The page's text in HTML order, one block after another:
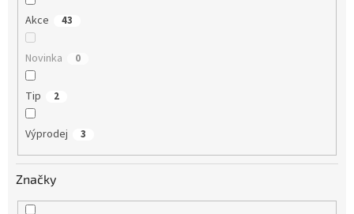
Akce 43
Novinka 0
Tip 2
Výprodej 3
Značky